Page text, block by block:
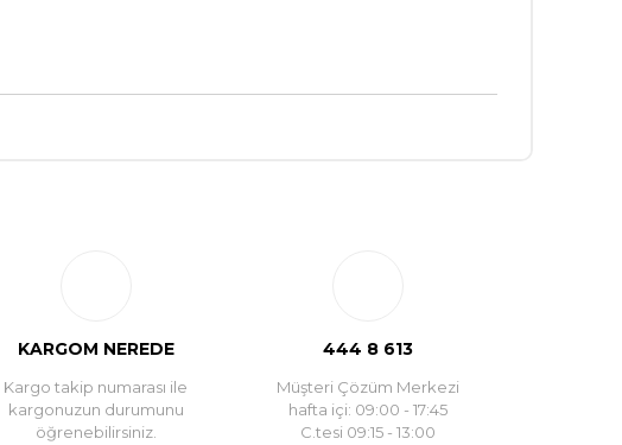
KARGOM NEREDE
Kargo takip numarası ile
kargonuzun durumunu
öğrenebilirsiniz.
444 8 613
Müşteri Çözüm Merkezi
hafta içi: 09:00 - 17:45
C.tesi 09:15 - 13:00